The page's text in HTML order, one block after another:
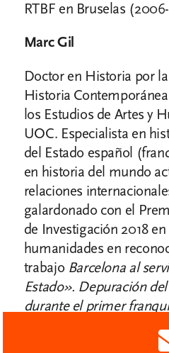
RTBF en Bruselas
Marc Gil
Doctor en Historia por
Historia
los Estudios de Artes y
UOC. Especialista en
del Estado español
en historia del mundo
relaciones
galardonado con el
de Investigación 2018
humanidades en
trabajo Barcelona al
Estado». Depuración
durante el primer